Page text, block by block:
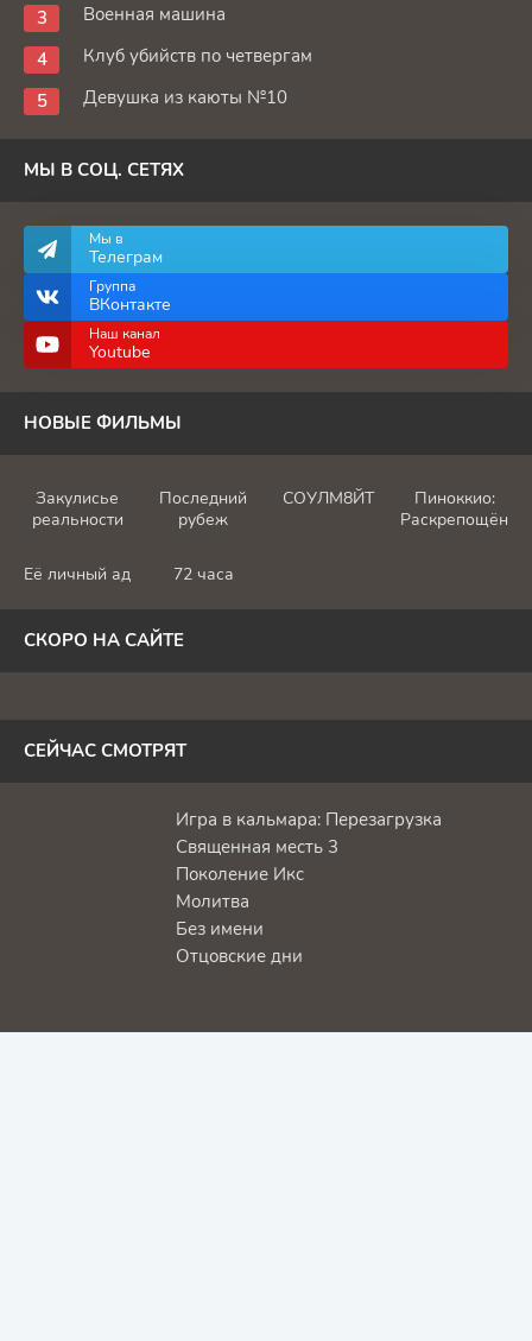
Военная машина
Клуб убийств по четвергам
Девушка из каюты №10
МЫ В СОЦ. СЕТЯХ
Мы в
Телеграм
Группа
ВКонтакте
Наш канал
Youtube
НОВЫЕ ФИЛЬМЫ
Закулисье
реальности
Последний
рубеж
СОУЛМ8ЙТ
Пиноккио:
Её личный ад 72 часа
СКОРО НА САЙТЕ
СЕЙЧАС СМОТРЯТ
Игра в кальмара: Перезагрузка
Священная месть 3
Поколение Икс
Молитва
Без имени
Отцовские дни